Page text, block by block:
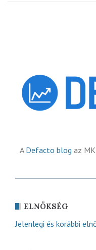
A Defacto blog az
ELNÖKSÉG
Jelenlegi és korábbi